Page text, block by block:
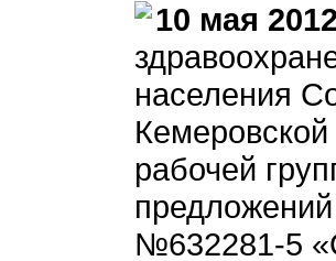
10 мая
населения
рабочей
№632281-5